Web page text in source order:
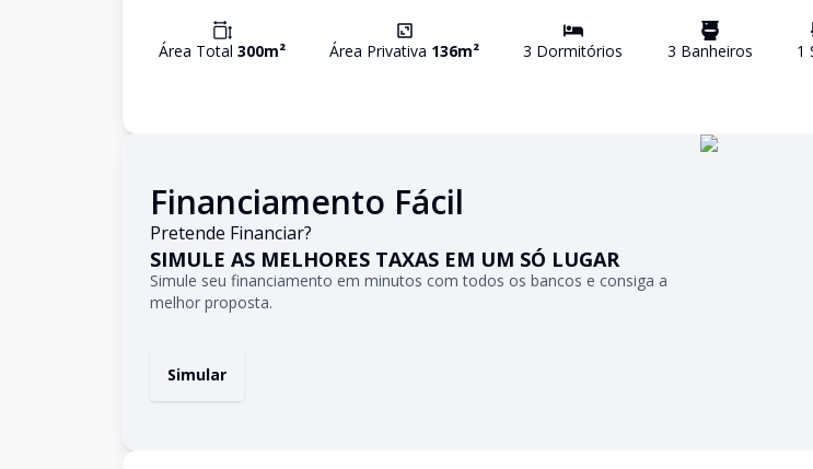
Área Total 300m² Área Privativa 136m² 3 Dormitórios 3 Banheiros 1
Financiamento Fácil
Pretende Financiar?
SIMULE AS MELHORES TAXAS EM UM SÓ LUGAR
Simule seu financiamento em minutos com todos os bancos e consiga a
melhor proposta.
Simular